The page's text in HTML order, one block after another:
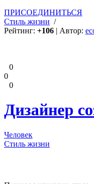
ПРИСОЕДИНИТЬСЯ
Стиль жизни /
Рейтинг: +106 | Автор:
0
0
0
Дизайнер
Человек
Стиль жизни